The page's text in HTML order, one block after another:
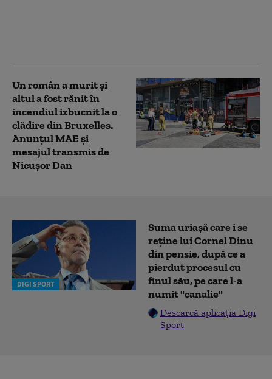
Un român a murit și
altul a fost rănit în
incendiul izbucnit la o
clădire din Bruxelles.
Anunțul MAE și
mesajul transmis de
Nicușor Dan
DIGI SPORT
Suma uriașă care i se
reține lui Cornel Dinu
din pensie, după ce a
pierdut procesul cu
finul său, pe care l-a
numit "canalie"
Descarcă aplicația Digi
Sport